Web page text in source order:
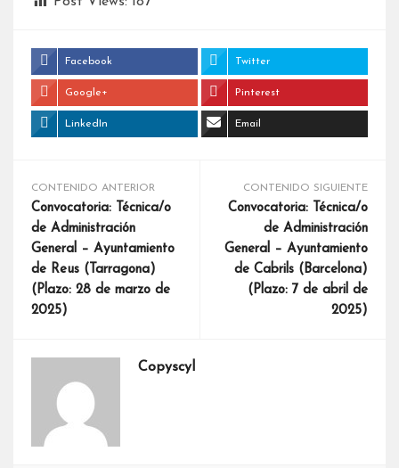
Facebook Twitter
Google+ Pinterest
LinkedIn Email
CONTENIDO ANTERIOR
Convocatoria: Técnica/o
de Administración
General – Ayuntamiento
de Reus (Tarragona)
(Plazo: 28 de marzo de
2025)
CONTENIDO SIGUIENTE
Convocatoria: Técnica/o
de Administración
General – Ayuntamiento
de Cabrils (Barcelona)
(Plazo: 7 de abril de
2025)
Copyscyl